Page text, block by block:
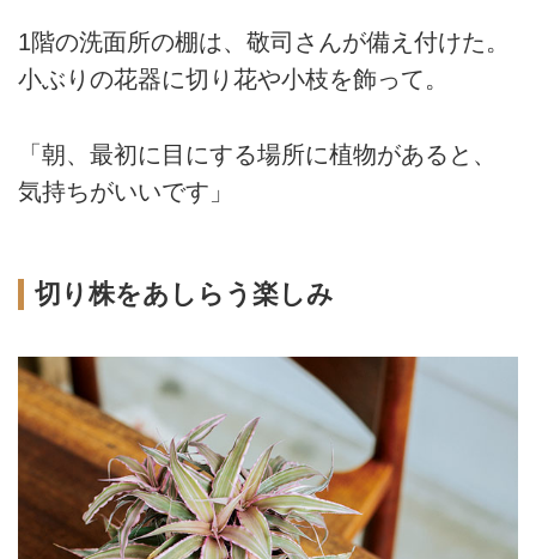
1階の洗面所の棚は、敬司さんが備え付けた。
小ぶりの花器に切り花や小枝を飾って。
「朝、最初に目にする場所に植物があると、
気持ちがいいです」
切り株をあしらう楽しみ